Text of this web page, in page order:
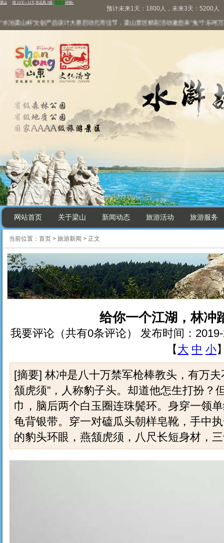
预计未来1天：1800人，未来3天：5200人
山杯”文创产品设计大赛启动元宵佳节，梁山景区精彩活动邀您来“兔”个乐呵万家灯
网站首页 关于梁山 新闻动态 旅游活动 旅游服务
当前位置： 首页 > 旅游新闻 > 正文
给你一个江湖，林冲
我要评论（共有0条评论） 发布时间：
【大 中 小
[摘要] 林冲是八十万禁军枪棒教头，有万
颔虎须”，人称豹子头。却道他怎生打扮？
巾，脑后两个白玉圈连珠鬓环。身穿一领
龟背银带。穿一对磕瓜头朝样皂靴，手中
的豹头环眼，燕颔虎须，八尺长短身材，